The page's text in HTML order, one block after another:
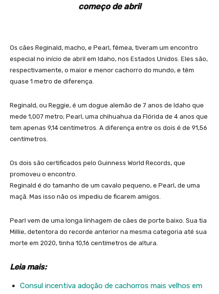
começo de abril
Os cães Reginald, macho, e Pearl, fêmea, tiveram um encontro
especial no início de abril em Idaho, nos Estados Unidos. Eles são,
respectivamente, o maior e menor cachorro do mundo, e têm
quase 1 metro de diferença.
Reginald, ou Reggie, é um dogue alemão de 7 anos de Idaho que
mede 1,007 metro; Pearl, uma chihuahua da Flórida de 4 anos que
tem apenas 9,14 centímetros. A diferença entre os dois é de 91,56
centímetros.
Os dois são certificados pelo Guinness World Records, que
promoveu o encontro.
Reginald é do tamanho de um cavalo pequeno, e Pearl, de uma
maçã. Mas isso não os impediu de ficarem amigos.
Pearl vem de uma longa linhagem de cães de porte baixo. Sua tia
Millie, detentora do recorde anterior na mesma categoria até sua
morte em 2020, tinha 10,16 centímetros de altura.
Leia mais:
Consul incentiva adoção de cachorros mais velhos em